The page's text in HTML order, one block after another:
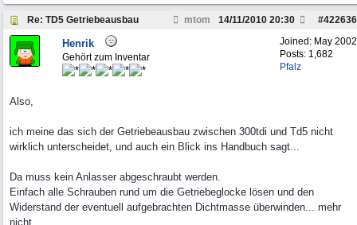
Re: TD5 Getriebeausbau mtom #422636
14/11/2010 20:30
Joined: May 2002
Posts: 1,682
Pfalz
Henrik
Gehört zum Inventar
Also,
ich meine das sich der Getriebeausbau zwischen 300tdi und Td5 nicht
wirklich unterscheidet, und auch ein Blick ins Handbuch sagt...
Da muss kein Anlasser abgeschraubt werden.
Einfach alle Schrauben rund um die Getriebeglocke lösen und den
Widerstand der eventuell aufgebrachten Dichtmasse überwinden... mehr
nicht.